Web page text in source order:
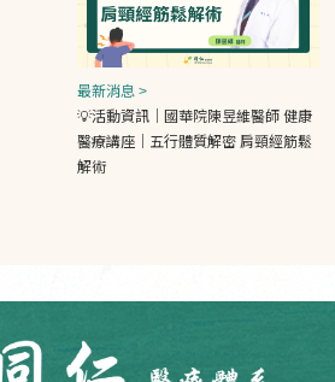
最新消息 >
💡活動資訊｜國華院陳昱維醫師 健康
醫療講座｜五行體質解密 肩頸經筋鬆
解術